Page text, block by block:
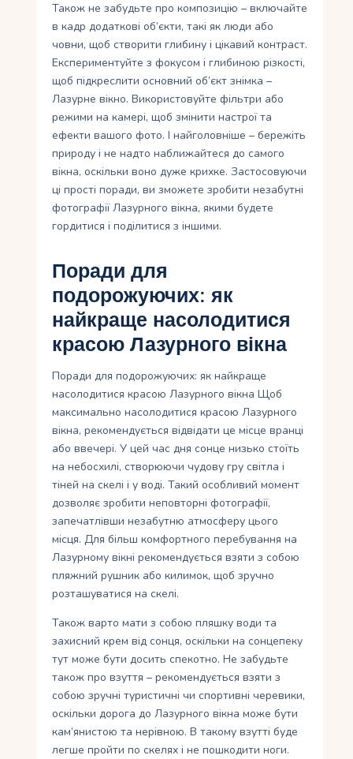
Також не забудьте про композицію – включайте
в кадр додаткові об’єкти, такі як люди або
човни, щоб створити глибину і цікавий контраст.
Експериментуйте з фокусом і глибиною різкості,
щоб підкреслити основний об’єкт знімка –
Лазурне вікно. Використовуйте фільтри або
режими на камері, щоб змінити настрої та
ефекти вашого фото. І найголовніше – бережіть
природу і не надто наближайтеся до самого
вікна, оскільки воно дуже крихке. Застосовуючи
ці прості поради, ви зможете зробити незабутні
фотографії Лазурного вікна, якими будете
гордитися і поділитися з іншими.
Поради для
подорожуючих: як
найкраще насолодитися
красою Лазурного вікна
Поради для подорожуючих: як найкраще
насолодитися красою Лазурного вікна Щоб
максимально насолодитися красою Лазурного
вікна, рекомендується відвідати це місце вранці
або ввечері. У цей час дня сонце низько стоїть
на небосхилі, створюючи чудову гру світла і
тіней на скелі і у воді. Такий особливий момент
дозволяє зробити неповторні фотографії,
запечатлівши незабутню атмосферу цього
місця. Для більш комфортного перебування на
Лазурному вікні рекомендується взяти з собою
пляжний рушник або килимок, щоб зручно
розташуватися на скелі.
Також варто мати з собою пляшку води та
захисний крем від сонця, оскільки на сонцепеку
тут може бути досить спекотно. Не забудьте
також про взуття – рекомендується взяти з
собою зручні туристичні чи спортивні черевики,
оскільки дорога до Лазурного вікна може бути
кам’янистою та нерівною. В такому взутті буде
легше пройти по скелях і не пошкодити ноги.